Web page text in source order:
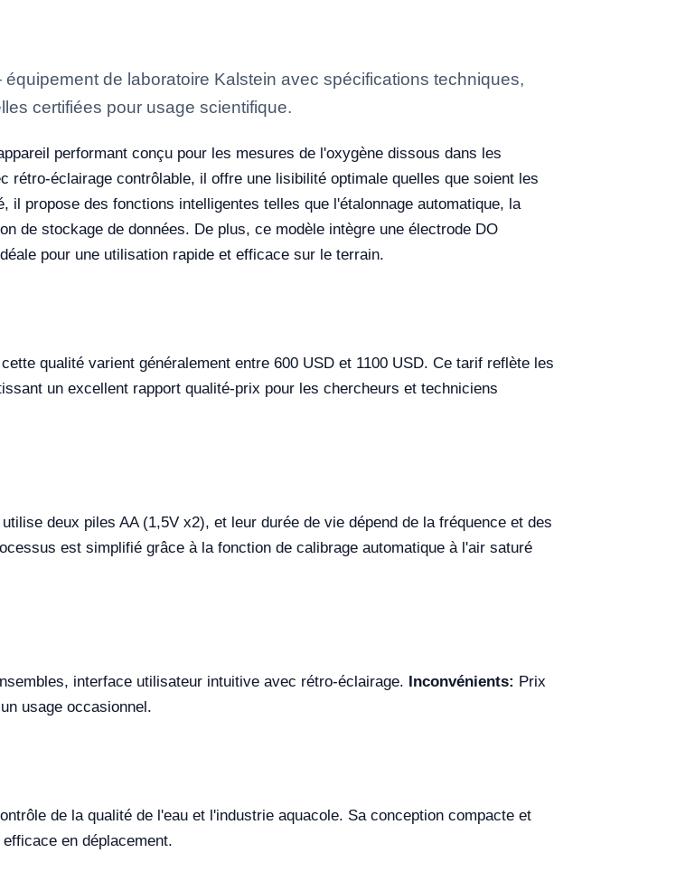
de laboratoire Kalstein avec spécifications techniques,
certifiées pour usage scientifique.
performant conçu pour les mesures de l'oxygène dissous dans les
rétro-éclairage contrôlable, il offre une lisibilité optimale quelles que soient les
propose des fonctions intelligentes telles que l'étalonnage automatique, la
de stockage de données. De plus, ce modèle intègre une électrode DO
pour une utilisation rapide et efficace sur le terrain.
qualité varient généralement entre 600 USD et 1100 USD. Ce tarif reflète les
un excellent rapport qualité-prix pour les chercheurs et techniciens
deux piles AA (1,5V x2), et leur durée de vie dépend de la fréquence et des
est simplifié grâce à la fonction de calibrage automatique à l'air saturé
interface utilisateur intuitive avec rétro-éclairage. Inconvénients: Prix
usage occasionnel.
de la qualité de l'eau et l'industrie aquacole. Sa conception compacte et
en déplacement.